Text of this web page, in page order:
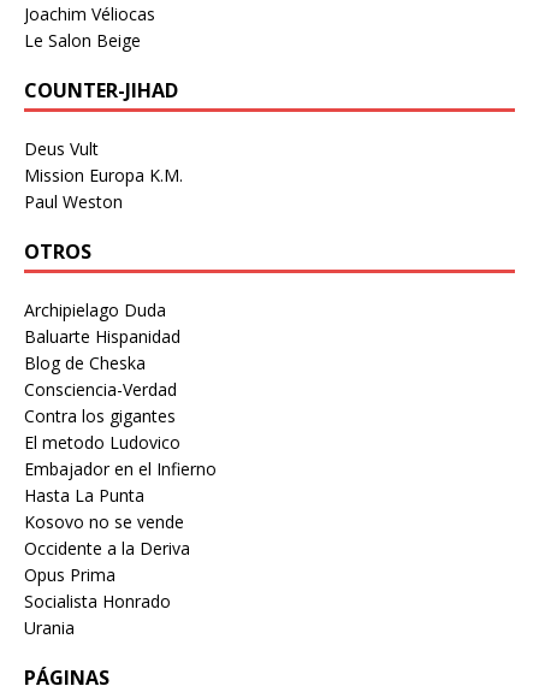
Joachim Véliocas
Le Salon Beige
COUNTER-JIHAD
Deus Vult
Mission Europa K.M.
Paul Weston
OTROS
Archipielago Duda
Baluarte Hispanidad
Blog de Cheska
Consciencia-Verdad
Contra los gigantes
El metodo Ludovico
Embajador en el Infierno
Hasta La Punta
Kosovo no se vende
Occidente a la Deriva
Opus Prima
Socialista Honrado
Urania
PÁGINAS